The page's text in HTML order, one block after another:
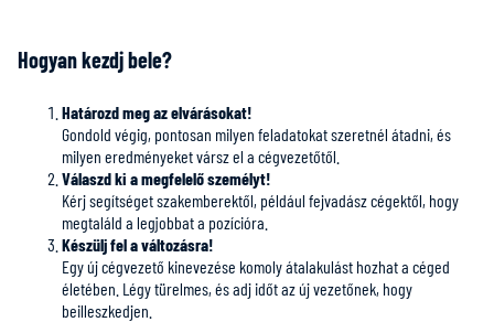
Hogyan kezdj bele?
Határozd meg az elvárásokat!
Gondold végig, pontosan milyen feladatokat szeretnél átadni, és
milyen eredményeket vársz el a cégvezetőtől.
Válaszd ki a megfelelő személyt!
Kérj segítséget szakemberektől, például fejvadász cégektől, hogy
megtaláld a legjobbat a pozícióra.
Készülj fel a változásra!
Egy új cégvezető kinevezése komoly átalakulást hozhat a céged
életében. Légy türelmes, és adj időt az új vezetőnek, hogy
beilleszkedjen.